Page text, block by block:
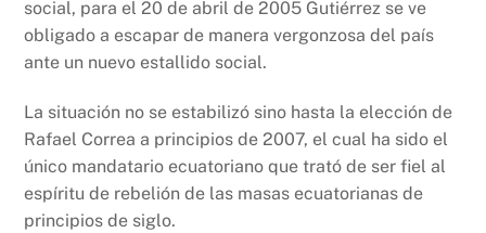
social, para el 20 de abril de 2005 Gutiérrez se ve
obligado a escapar de manera vergonzosa del país
ante un nuevo estallido social.
La situación no se estabilizó sino hasta la elección de
Rafael Correa a principios de 2007, el cual ha sido el
único mandatario ecuatoriano que trató de ser fiel al
espíritu de rebelión de las masas ecuatorianas de
principios de siglo.